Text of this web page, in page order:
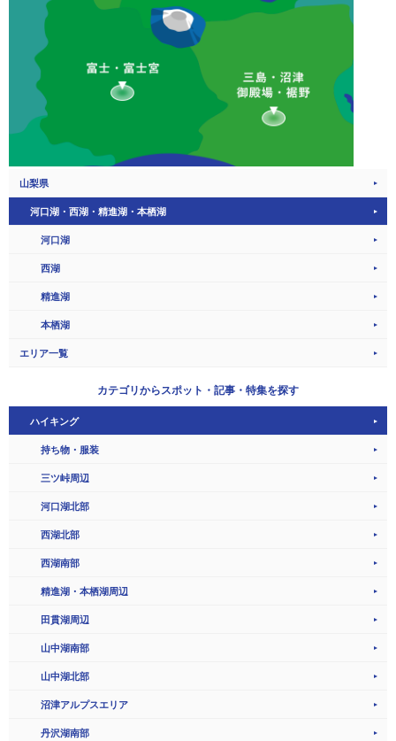
山梨県
河口湖・西湖・精進湖・本栖湖
河口湖
西湖
精進湖
本栖湖
エリア一覧
カテゴリからスポット・記事・特集を探す
ハイキング
持ち物・服装
三ツ峠周辺
河口湖北部
西湖北部
西湖南部
精進湖・本栖湖周辺
田貫湖周辺
山中湖南部
山中湖北部
沼津アルプスエリア
丹沢湖南部